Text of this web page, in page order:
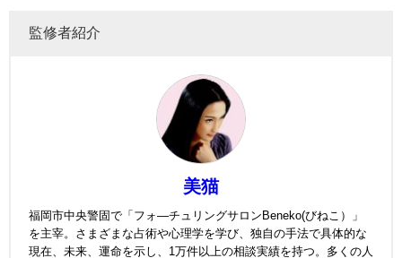
監修者紹介
美猫
福岡市中央警固で「フォ—チュリングサロンBeneko(びねこ）」
を主宰。さまざまな占術や心理学を学び、独自の手法で具体的な
現在、未来、運命を示し、1万件以上の相談実績を持つ。多くの人